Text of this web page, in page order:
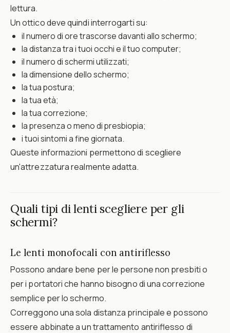
lettura.
Un ottico deve quindi interrogarti su:
il numero di ore trascorse davanti allo schermo;
la distanza tra i tuoi occhi e il tuo computer;
il numero di schermi utilizzati;
la dimensione dello schermo;
la tua postura;
la tua età;
la tua correzione;
la presenza o meno di presbiopia;
i tuoi sintomi a fine giornata.
Queste informazioni permettono di scegliere
un'attrezzatura realmente adatta.
Quali tipi di lenti scegliere per gli
schermi?
Le lenti monofocali con antiriflesso
Possono andare bene per le persone non presbiti o
per i portatori che hanno bisogno di una correzione
semplice per lo schermo.
Correggono una sola distanza principale e possono
essere abbinate a un trattamento antiriflesso di